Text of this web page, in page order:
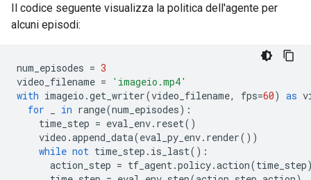
Il codice seguente visualizza la politica dell'agente per
alcuni episodi:
num_episodes = 3
video_filename =
'imageio.mp4'
with imageio .get_writer(video_filename, fps=60) as
for
in range(num_episodes):
time_step = eval_env. reset()
video .append_data(eval_py_env. render())
while not time_step . is_last():
action_step = tf_agent .policy.action(time_step